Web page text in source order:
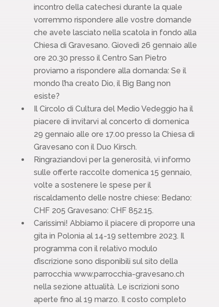
incontro della catechesi durante la quale
vorremmo rispondere alle vostre domande
che avete lasciato nella scatola in fondo alla
Chiesa di Gravesano. Giovedì 26 gennaio alle
ore 20.30 presso il Centro San Pietro
proviamo a rispondere alla domanda: Se il
mondo l’ha creato Dio, il Big Bang non
esiste?
Il Circolo di Cultura del Medio Vedeggio ha il
piacere di invitarvi al concerto di domenica
29 gennaio alle ore 17.00 presso la Chiesa di
Gravesano con il Duo Kirsch.
Ringraziandovi per la generosità, vi informo
sulle offerte raccolte domenica 15 gennaio,
volte a sostenere le spese per il
riscaldamento delle nostre chiese: Bedano:
CHF 205 Gravesano: CHF 852.15.
Carissimi! Abbiamo il piacere di proporre una
gita in Polonia al 14-19 settembre 2023. Il
programma con il relativo modulo
d’iscrizione sono disponibili sul sito della
parrocchia www.parrocchia-gravesano.ch
nella sezione attualità. Le iscrizioni sono
aperte fino al 19 marzo. Il costo completo